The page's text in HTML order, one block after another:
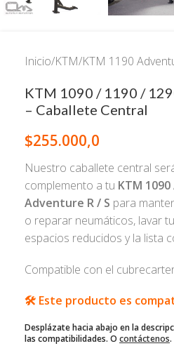
Inicio/KTM/KTM 1190
KTM 1090 / 1190 /
– Caballete Central
$255.000,0
Nuestro caballete central
complemento a tu KTM
Adventure R / S para
o reparar neumáticos, lavar
espacios reducidos y la lista
Compatible con el
🛠️ Este producto es
Desplázate hacia abajo en la
las compatibilidades. O contáctenos.